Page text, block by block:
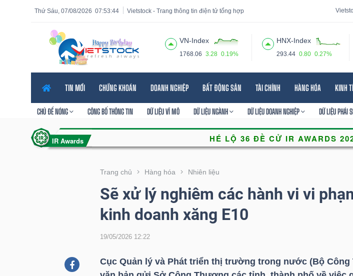
07:53:46
Thứ Sáu, 07/08/2026 Vietstock - Trang thông tin điện tử tổng hợp
VN-Index
1768.06 3.28 0.19%
HNX-Index
293.44 0.80 0.27%
TIN MỚI CHỨNG KHOÁN DOANH NGHIỆP BẤT ĐỘNG SẢN TÀI CHÍNH HÀNG HÓA KINH
CHỦ ĐỀ NÓNG CÔNG BỐ THÔNG TIN DỮ LIỆU VĨ MÔ DỮ LIỆU NGÀNH DỮ LIỆU DOANH NGHIỆP DỮ LIỆU PHÁI
Trang chủ Hàng hóa Nhiên liệu
Sẽ xử lý nghiêm các hành vi vi
kinh doanh xăng E10
19/05/2026 12:22
Cục Quản lý và Phát triển thị trường trong nước (Bộ
Tính năng
năng
VIETSTOCK